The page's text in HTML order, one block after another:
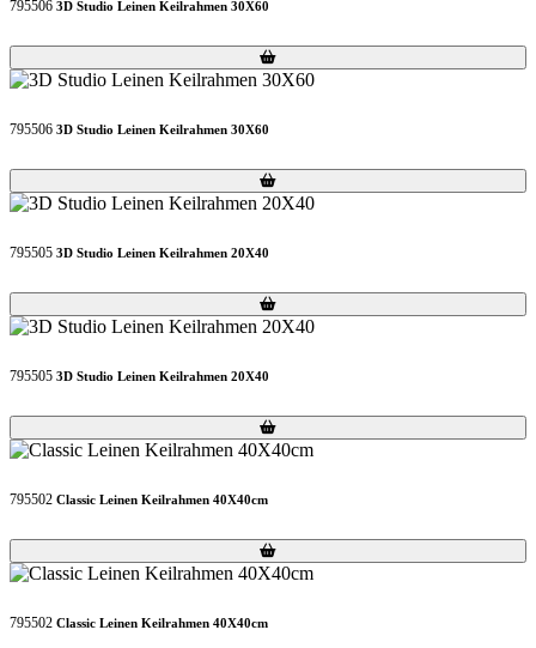
795506 3D Studio Leinen Keilrahmen 30X60
Loading...
Loading...
795506 3D Studio Leinen Keilrahmen 30X60
Loading...
Loading...
795505 3D Studio Leinen Keilrahmen 20X40
Loading...
Loading...
795505 3D Studio Leinen Keilrahmen 20X40
Loading...
Loading...
795502 Classic Leinen Keilrahmen 40X40cm
Loading...
Loading...
795502 Classic Leinen Keilrahmen 40X40cm